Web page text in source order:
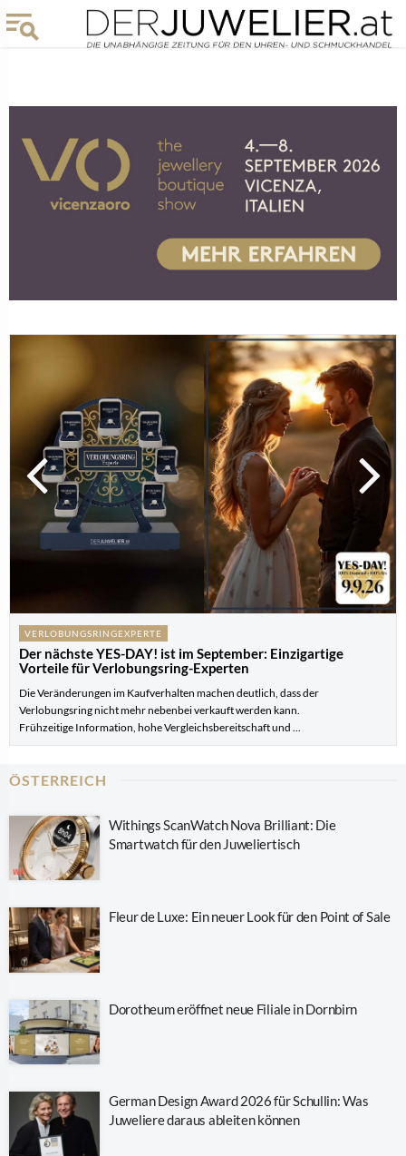
VERLOBUNGSRINGEXPERTE
Der nächste YES-DAY! ist im September: Einzigartige
Vorteile für Verlobungsring-Experten
Die Veränderungen im Kaufverhalten machen deutlich, dass der
Verlobungsring nicht mehr nebenbei verkauft werden kann.
Frühzeitige Information, hohe Vergleichsbereitschaft und ...
JUWELIERE
BUCHERER zieht um – zumindest vorübergehend
Die Veränderungen stehen im Zusammenhang mit der langfristigen
Entwicklung des Standorts Kärntner Straße, denn hier soll dort nach
Abschluss der ...
ÖSTERREICH
Withings ScanWatch Nova Brilliant: Die
Smartwatch für den Juweliertisch
Fleur de Luxe: Ein neuer Look für den Point of Sale
Dorotheum eröffnet neue Filiale in Dornbirn
German Design Award 2026 für Schullin: Was
Juweliere daraus ableiten können